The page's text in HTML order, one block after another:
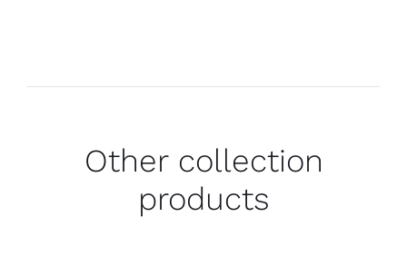
Other collection
products